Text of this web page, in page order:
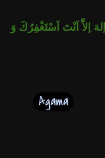
اِلاَّ اَنْتَ اَسْتَغْفِرُكَ وَ
Agama